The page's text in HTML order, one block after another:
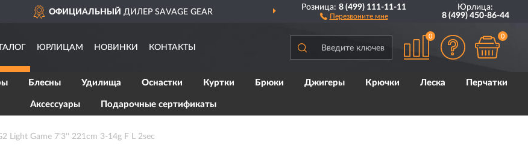
ОФИЦИАЛЬНЫЙ ДИЛЕР SAVAGE GEAR ДОСТАВИМ ПО ВСЕЙ РОССИИ
Розница:8 (499) 111-11-11
Перезвоните мне
Юрлица:
8 (499) 450-86-44
ЮРЛИЦАМ НОВИНКИ КОНТАКТЫ
0 0
Блесны Удилища Оснастки Куртки Брюки Джигеры Крючки Леска Перчатки
Аксессуары Подарочные сертификаты
Light Game 7'3'' 221cm 3-14g F L 2sec